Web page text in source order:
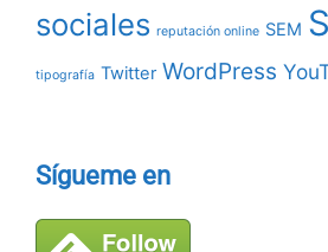
sociales reputación online SEM
tipografía Twitter WordPress
Sígueme en